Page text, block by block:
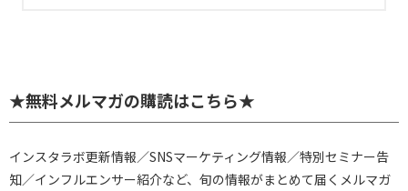
★無料メルマガの購読はこちら★
インスタラボ更新情報／SNSマーケティング情報／特別セミナー告
知／インフルエンサー紹介など、旬の情報がまとめて届くメルマガ